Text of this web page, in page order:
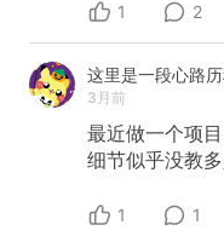
1 2
这里是一段心路
3月前
最近做一个项
细节似乎没教
1 1